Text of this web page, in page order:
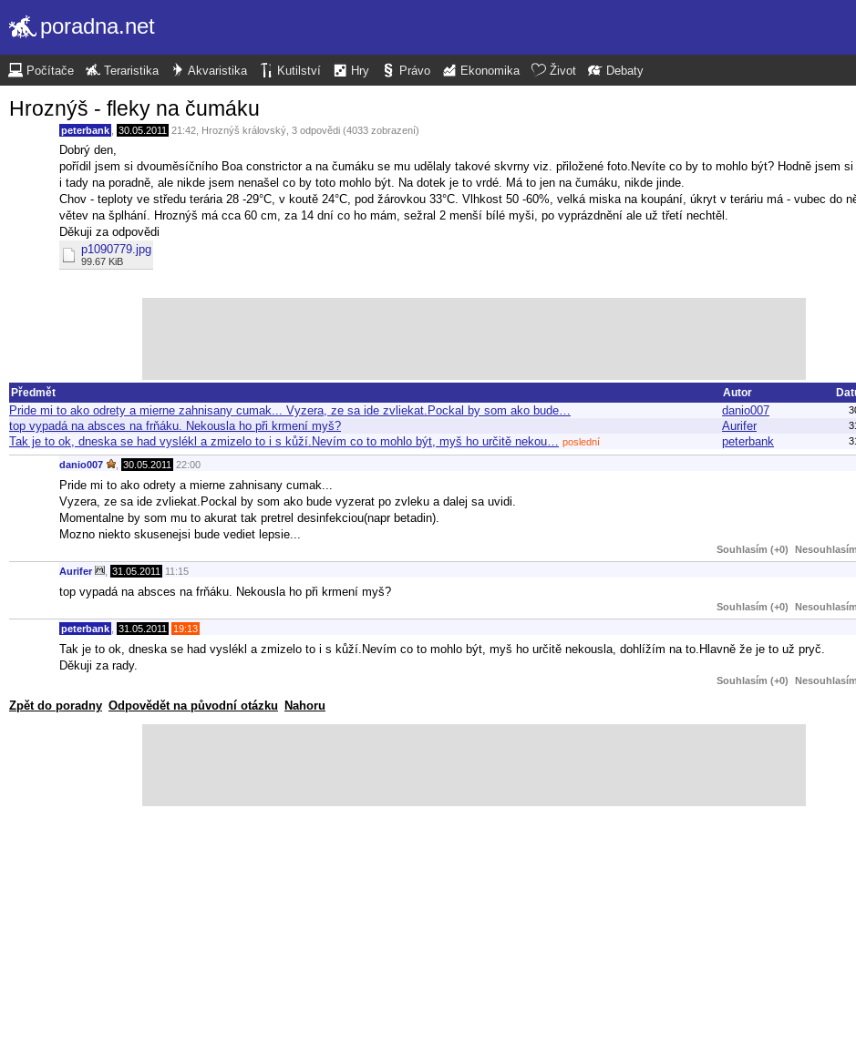
poradna.net
Počítače Teraristika Akvaristika Kutilství Hry Právo Ekonomika Život Debaty
Hroznýš - fleky na čumáku
peterbank 30.05.2011 21:42 Hroznýš královský , 3 odpovědi (4033 zobrazení)
Dobrý den,
pořídil jsem si dvouměsíčního Boa constrictor a na čumáku se mu udělaly takové skvrny viz. přiložené foto.Nevíte co by to mohlo být? Hodně jsem si
i tady na poradně, ale nikde jsem nenašel co by toto mohlo být. Na dotek je to vrdé. Má to jen na čumáku, nikde jinde.
Chov - teploty ve středu terária 28 -29°C, v koutě 24°C, pod žárovkou 33°C. Vlhkost 50 -60%, velká miska na koupání, úkryt v teráriu má - vubec do
větev na šplhání. Hroznýš má cca 60 cm, za 14 dní co ho mám, sežral 2 menší bílé myši, po vyprázdnění ale už třetí nechtěl.
Děkuji za odpovědi
p1090779.jpg
99.67 KiB
Předmět Autor
Pride mi to ako odrety a mierne zahnisany cumak... Vyzera, ze sa ide zvliekat.Pockal by som ako bude… danio007
top vypadá na absces na frňáku. Nekousla ho při krmení myš? Aurifer
Tak je to ok, dneska se had vyslékl a zmizelo to i s kůží.Nevím co to mohlo být, myš ho určitě nekou… poslední peterbank
danio007 30.05.2011 22:00
Pride mi to ako odrety a mierne zahnisany cumak...
Vyzera, ze sa ide zvliekat.Pockal by som ako bude vyzerat po zvleku a dalej sa uvidi.
Momentalne by som mu to akurat tak pretrel desinfekciou(napr betadin).
Mozno niekto skusenejsi bude vediet lepsie...
Souhlasím (+0)
Aurifer 31.05.2011 11:15
top vypadá na absces na frňáku. Nekousla ho při krmení myš?
Souhlasím (+0)
peterbank 31.05.2011 19:13
Tak je to ok, dneska se had vyslékl a zmizelo to i s kůží.Nevím co to mohlo být, myš ho určitě nekousla, dohlížím na to.Hlavně že je to už pryč.
Děkuji za rady.
Souhlasím (+0)
Zpět do poradny Odpovědět na původní otázku Nahoru